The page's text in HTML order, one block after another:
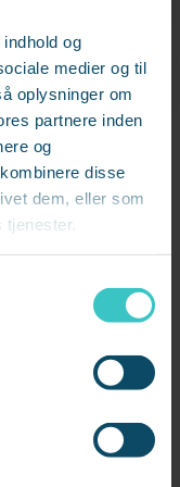
og
medier og til
oplysninger om
partnere inden
og
disse
dem, eller som
det aldrig
som
har allerstørst
en stor indsats